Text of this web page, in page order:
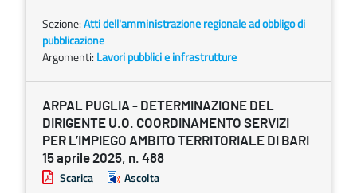
Sezione:Atti dell'amministrazione regionale ad obbligo di
pubblicazione
Argomenti: Lavori pubblici e infrastrutture
ARPAL PUGLIA - DETERMINAZIONE DEL
DIRIGENTE U.O. COORDINAMENTO SERVIZI
PER L’IMPIEGO AMBITO TERRITORIALE DI BARI
15 aprile 2025, n. 488
Scarica Ascolta